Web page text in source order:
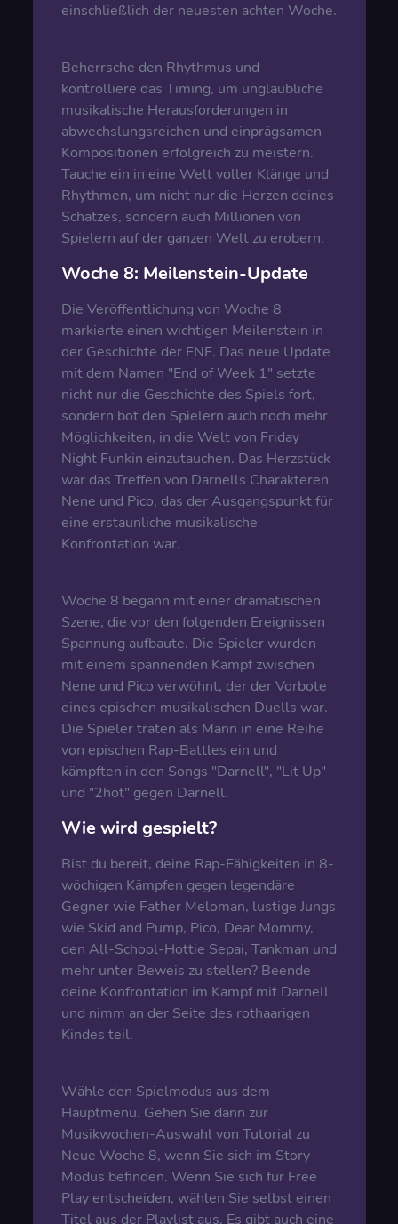
einschließlich der neuesten achten Woche.
Beherrsche den Rhythmus und
kontrolliere das Timing, um unglaubliche
musikalische Herausforderungen in
abwechslungsreichen und einprägsamen
Kompositionen erfolgreich zu meistern.
Tauche ein in eine Welt voller Klänge und
Rhythmen, um nicht nur die Herzen deines
Schatzes, sondern auch Millionen von
Spielern auf der ganzen Welt zu erobern.
Woche 8: Meilenstein-Update
Die Veröffentlichung von Woche 8
markierte einen wichtigen Meilenstein in
der Geschichte der FNF. Das neue Update
mit dem Namen "End of Week 1" setzte
nicht nur die Geschichte des Spiels fort,
sondern bot den Spielern auch noch mehr
Möglichkeiten, in die Welt von Friday
Night Funkin einzutauchen. Das Herzstück
war das Treffen von Darnells Charakteren
Nene und Pico, das der Ausgangspunkt für
eine erstaunliche musikalische
Konfrontation war.
Woche 8 begann mit einer dramatischen
Szene, die vor den folgenden Ereignissen
Spannung aufbaute. Die Spieler wurden
mit einem spannenden Kampf zwischen
Nene und Pico verwöhnt, der der Vorbote
eines epischen musikalischen Duells war.
Die Spieler traten als Mann in eine Reihe
von epischen Rap-Battles ein und
kämpften in den Songs "Darnell", "Lit Up"
und "2hot" gegen Darnell.
Wie wird gespielt?
Bist du bereit, deine Rap-Fähigkeiten in 8-
wöchigen Kämpfen gegen legendäre
Gegner wie Father Meloman, lustige Jungs
wie Skid and Pump, Pico, Dear Mommy,
den All-School-Hottie Sepai, Tankman und
mehr unter Beweis zu stellen? Beende
deine Konfrontation im Kampf mit Darnell
und nimm an der Seite des rothaarigen
Kindes teil.
Wähle den Spielmodus aus dem
Hauptmenü. Gehen Sie dann zur
Musikwochen-Auswahl von Tutorial zu
Neue Woche 8, wenn Sie sich im Story-
Modus befinden. Wenn Sie sich für Free
Play entscheiden, wählen Sie selbst einen
Titel aus der Playlist aus. Es gibt auch eine